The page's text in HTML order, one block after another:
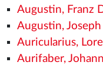
Augustin, Franz
Augustin,
Auricularius,
Aurifaber,